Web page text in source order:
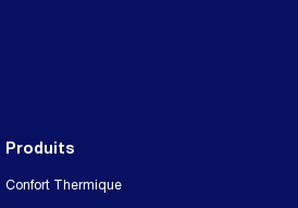
Produits
Confort Thermique